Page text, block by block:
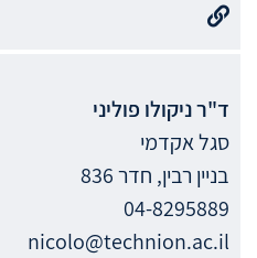
ד"רניקולו פוליני
סגל אקדמי
בניין רבין, חדר 836
04-8295889
nicolo@technion.ac.il